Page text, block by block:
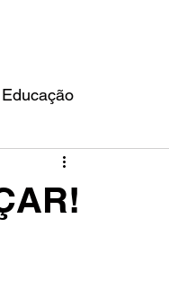
Educação